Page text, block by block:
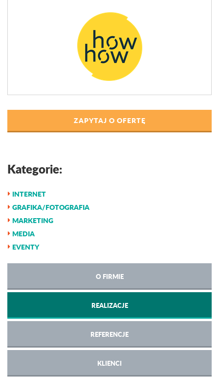
ZAPYTAJ O OFERTĘ
Kategorie:
INTERNET
GRAFIKA/FOTOGRAFIA
MARKETING
MEDIA
EVENTY
O FIRMIE
REALIZACJE
REFERENCJE
KLIENCI